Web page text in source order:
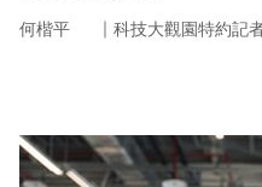
何楷平 ｜ 科技大觀園特約記